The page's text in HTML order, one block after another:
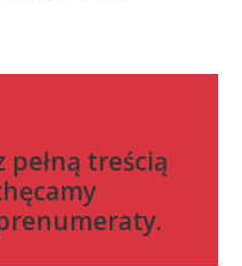
pełną treścią
.